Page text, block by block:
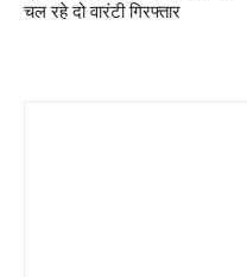
चल रहे दो वारंटी गिरफ्तार